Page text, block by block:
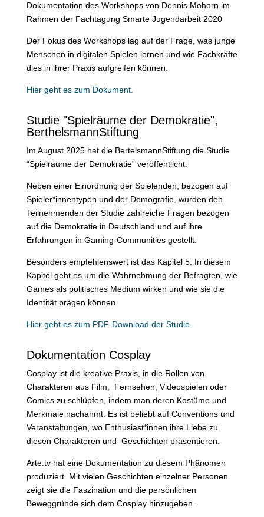
Dokumentation des Workshops von Dennis Mohorn im
Rahmen der Fachtagung Smarte Jugendarbeit 2020
Der Fokus des Workshops lag auf der Frage, was junge
Menschen in digitalen Spielen lernen und wie Fachkräfte
dies in ihrer Praxis aufgreifen können.
Hier geht es zum Dokument.
Studie "Spielräume der Demokratie",
BerthelsmannStiftung
Im August 2025 hat die BertelsmannStiftung die Studie
“Spielräume der Demokratie” veröffentlicht.
Neben einer Einordnung der Spielenden, bezogen auf
Spieler*innentypen und der Demografie, wurden den
Teilnehmenden der Studie zahlreiche Fragen bezogen
auf die Demokratie in Deutschland und auf ihre
Erfahrungen in Gaming-Communities gestellt.
Besonders empfehlenswert ist das Kapitel 5. In diesem
Kapitel geht es um die Wahrnehmung der Befragten, wie
Games als politisches Medium wirken und wie sie die
Identität prägen können.
Hier geht es zum PDF-Download der Studie.
Dokumentation Cosplay
Cosplay ist die kreative Praxis, in die Rollen von
Charakteren aus Film, Fernsehen, Videospielen oder
Comics zu schlüpfen, indem man deren Kostüme und
Merkmale nachahmt. Es ist beliebt auf Conventions und
Veranstaltungen, wo Enthusiast*innen ihre Liebe zu
diesen Charakteren und Geschichten präsentieren.
Arte.tv hat eine Dokumentation zu diesem Phänomen
produziert. Mit vielen Geschichten einzelner Personen
zeigt sie die Faszination und die persönlichen
Beweggründe sich dem Cosplay hinzugeben.